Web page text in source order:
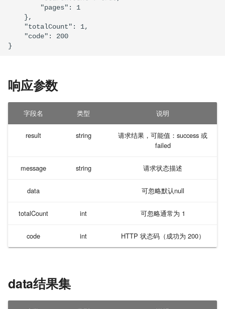
微软云
New Relic
阿里云SLS日志告警
阿里云开放告警-prometheus
阿里云事件告警
火山引擎-告警中心
火山引擎-事件中心
        "pages": 1
    },
    "totalCount": 1,
    "code": 200
响应参数
字段名 类型 说明
result string
请求结果，可能值：success 或
failed
message string 请求状态描述
data 可忽略默认null
totalCount int 可忽略通常为 1
code int HTTP 状态码（成功为 200）
data结果集